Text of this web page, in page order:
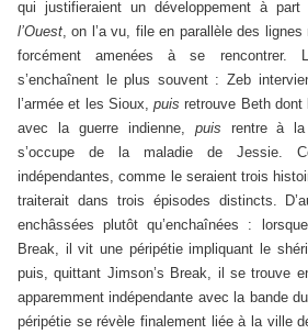
qui justifieraient un développement à part
l’Ouest, on l’a vu, file en parallèle des
forcément amenées à se rencontrer.
s’enchaînent le plus souvent : Zeb
l’armée et les Sioux, puis retrouve Beth dont
avec la guerre indienne, puis rentre à la
s’occupe de la maladie de Jessie.
indépendantes, comme le seraient trois
traiterait dans trois épisodes distincts.
enchâssées plutôt qu’enchaînées :
Break, il vit une péripétie impliquant le
puis, quittant Jimson’s Break, il se trouve
apparemment indépendante avec la bande
péripétie se révèle finalement liée à la ville